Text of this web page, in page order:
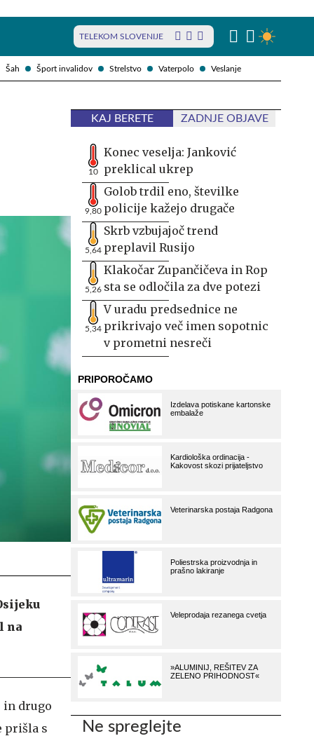
Šah Šport invalidov Strelstvo Vaterpolo Veslanje
TELEKOM SLOVENIJE
na
in drugo
prišla s
KAJ BERETE ZADNJE OBJAVE
10
Konec veselja: Janković
preklical ukrep
9,80
Golob trdil eno, številke
policije kažejo drugače
5,64
Skrb vzbujajoč trend
preplavil Rusijo
5,26
Klakočar Zupančičeva in Rop
sta se odločila za dve potezi
5,34
V uradu predsednice ne
prikrivajo več imen sopotnic
v prometni nesreči
Ne spreglejte